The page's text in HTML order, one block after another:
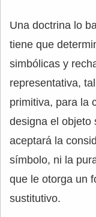
Una doctrina lo
tiene que
simbólicas y
representativa,
primitiva, para la
designa el objeto
aceptará la
símbolo, ni la
que le otorga un
sustitutivo.